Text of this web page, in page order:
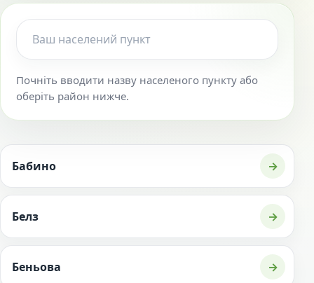
Почніть вводити назву населеного пункту або
оберіть район нижче.
Бабино →
Белз →
Беньова →